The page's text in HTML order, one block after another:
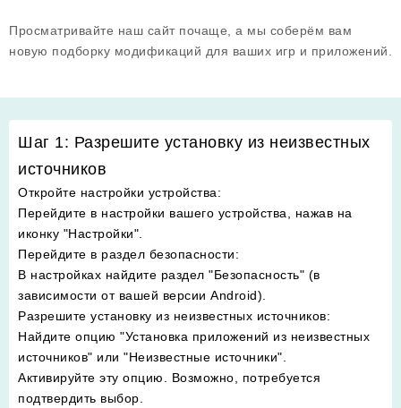
Просматривайте наш сайт почаще, а мы соберём вам
новую подборку модификаций для ваших игр и приложений.
Шаг 1: Разрешите установку из неизвестных
источников
Откройте настройки устройства:
Перейдите в настройки вашего устройства, нажав на
иконку "Настройки".
Перейдите в раздел безопасности:
В настройках найдите раздел "Безопасность" (в
зависимости от вашей версии Android).
Разрешите установку из неизвестных источников:
Найдите опцию "Установка приложений из неизвестных
источников" или "Неизвестные источники".
Активируйте эту опцию. Возможно, потребуется
подтвердить выбор.